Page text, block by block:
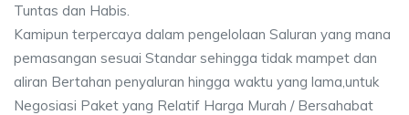
Tuntas dan Habis.
Kamipun terpercaya dalam pengelolaan Saluran yang mana
pemasangan sesuai Standar sehingga tidak mampet dan
aliran Bertahan penyaluran hingga waktu yang lama,untuk
Negosiasi Paket yang Relatif Harga Murah / Bersahabat